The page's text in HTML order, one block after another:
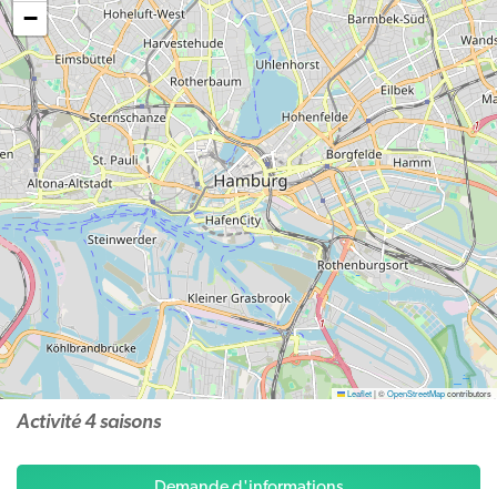
−
Leaflet|©OpenStreetMapcontributors
Activité4 saisons